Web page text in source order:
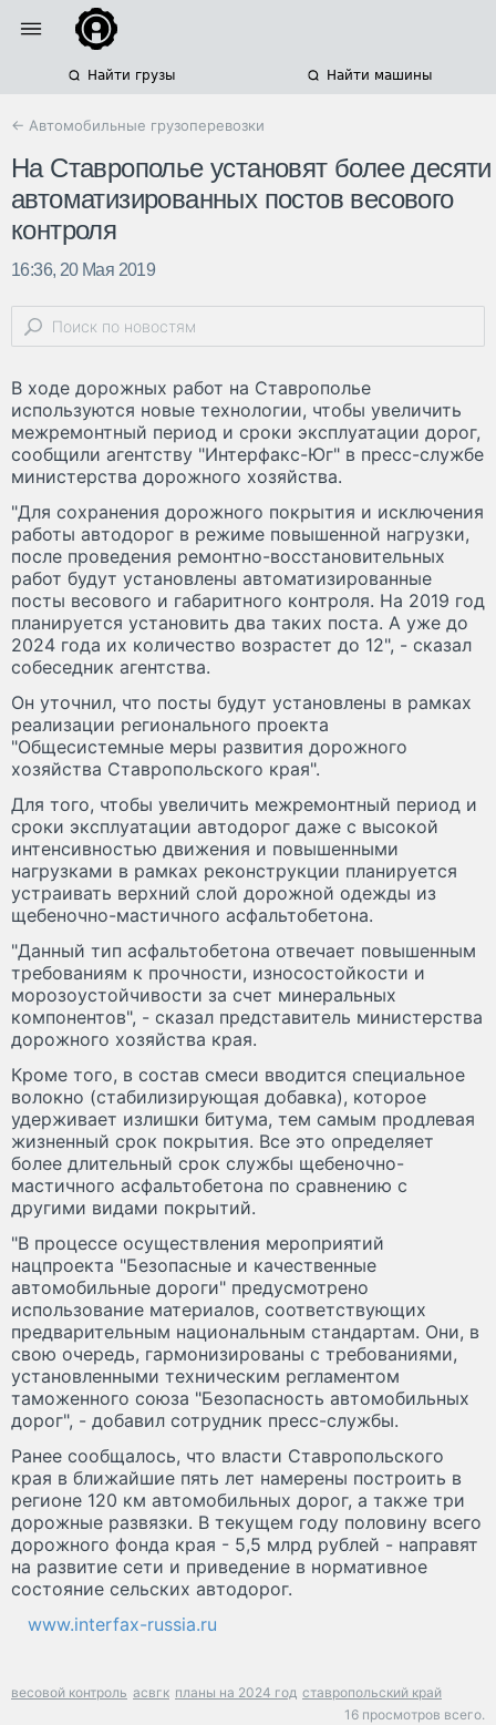
Найти грузы Найти машины
← Автомобильные грузоперевозки
На Ставрополье установят более десяти
автоматизированных постов весового
контроля
16:36, 20 Мая 2019
В ходе дорожных работ на Ставрополье
используются новые технологии, чтобы увеличить
межремонтный период и сроки эксплуатации дорог,
сообщили агентству "Интерфакс-Юг" в пресс-службе
министерства дорожного хозяйства.
"Для сохранения дорожного покрытия и исключения
работы автодорог в режиме повышенной нагрузки,
после проведения ремонтно-восстановительных
работ будут установлены автоматизированные
посты весового и габаритного контроля. На 2019 год
планируется установить два таких поста. А уже до
2024 года их количество возрастет до 12", - сказал
собеседник агентства.
Он уточнил, что посты будут установлены в рамках
реализации регионального проекта
"Общесистемные меры развития дорожного
хозяйства Ставропольского края".
Для того, чтобы увеличить межремонтный период и
сроки эксплуатации автодорог даже с высокой
интенсивностью движения и повышенными
нагрузками в рамках реконструкции планируется
устраивать верхний слой дорожной одежды из
щебеночно-мастичного асфальтобетона.
"Данный тип асфальтобетона отвечает повышенным
требованиям к прочности, износостойкости и
морозоустойчивости за счет минеральных
компонентов", - сказал представитель министерства
дорожного хозяйства края.
Кроме того, в состав смеси вводится специальное
волокно (стабилизирующая добавка), которое
удерживает излишки битума, тем самым продлевая
жизненный срок покрытия. Все это определяет
более длительный срок службы щебеночно-
мастичного асфальтобетона по сравнению с
другими видами покрытий.
"В процессе осуществления мероприятий
нацпроекта "Безопасные и качественные
автомобильные дороги" предусмотрено
использование материалов, соответствующих
предварительным национальным стандартам. Они, в
свою очередь, гармонизированы с требованиями,
установленными техническим регламентом
таможенного союза "Безопасность автомобильных
дорог", - добавил сотрудник пресс-службы.
Ранее сообщалось, что власти Ставропольского
края в ближайшие пять лет намерены построить в
регионе 120 км автомобильных дорог, а также три
дорожные развязки. В текущем году половину всего
дорожного фонда края - 5,5 млрд рублей - направят
на развитие сети и приведение в нормативное
состояние сельских автодорог.
www.interfax-russia.ru
весовой контроль асвгк планы на 2024 год ставропольский край
16 просмотров всего.